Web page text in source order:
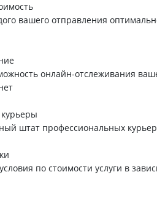
вашего отправления
онлайн-отслеживания
штат профессиональных
по стоимости услуги в